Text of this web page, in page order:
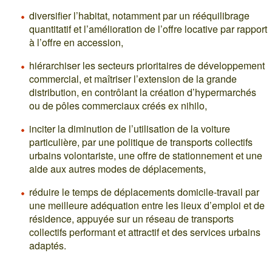
diversifier l’habitat, notamment par un rééquilibrage
quantitatif et l’amélioration de l’offre locative par rapport
à l’offre en accession,
hiérarchiser les secteurs prioritaires de développement
commercial, et maîtriser l’extension de la grande
distribution, en contrôlant la création d’hypermarchés
ou de pôles commerciaux créés ex nihilo,
inciter la diminution de l’utilisation de la voiture
particulière, par une politique de transports collectifs
urbains volontariste, une offre de stationnement et une
aide aux autres modes de déplacements,
réduire le temps de déplacements domicile-travail par
une meilleure adéquation entre les lieux d’emploi et de
résidence, appuyée sur un réseau de transports
collectifs performant et attractif et des services urbains
adaptés.